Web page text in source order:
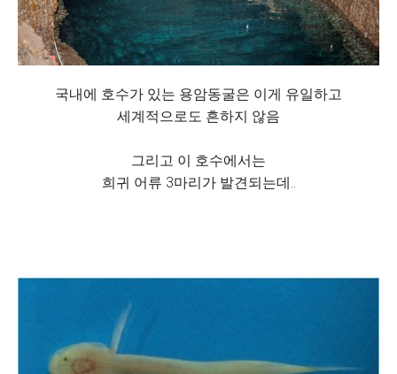
국내에 호수가 있는 용암동굴은 이게 유일하고
세계적으로도 흔하지 않음
그리고 이 호수에서는
희귀 어류 3마리가 발견되는데..